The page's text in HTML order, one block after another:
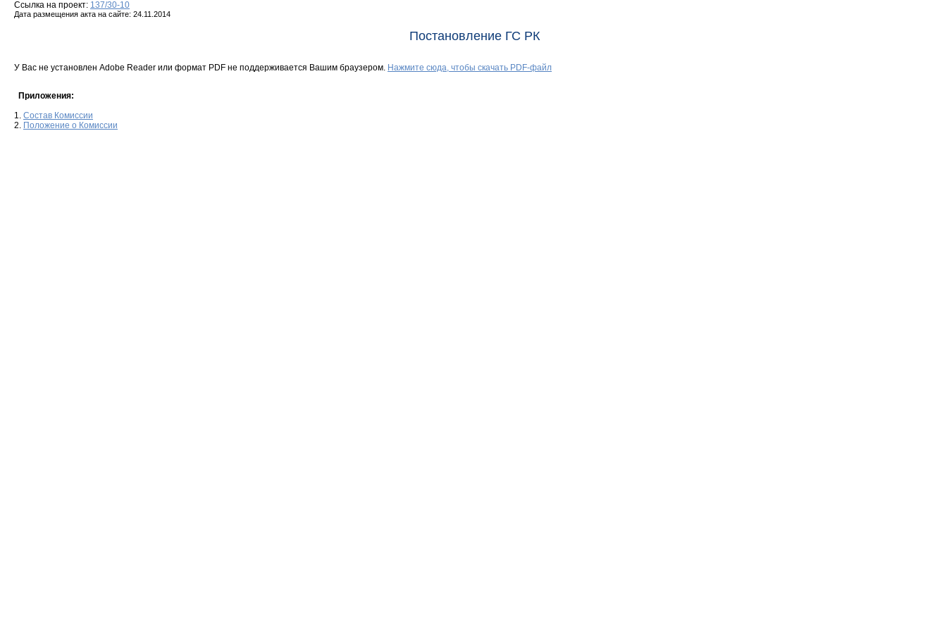
Ссылка на проект: 137/30-10
Дата размещения акта на сайте: 24.11.2014
Постановление ГС РК
У Вас не установлен Adobe Reader или формат PDF не поддерживается Вашим браузером. Нажмите сюда, чтобы скачать PDF-файл
Приложения:
1. Состав Комиссии
2. Положение о Комиссии